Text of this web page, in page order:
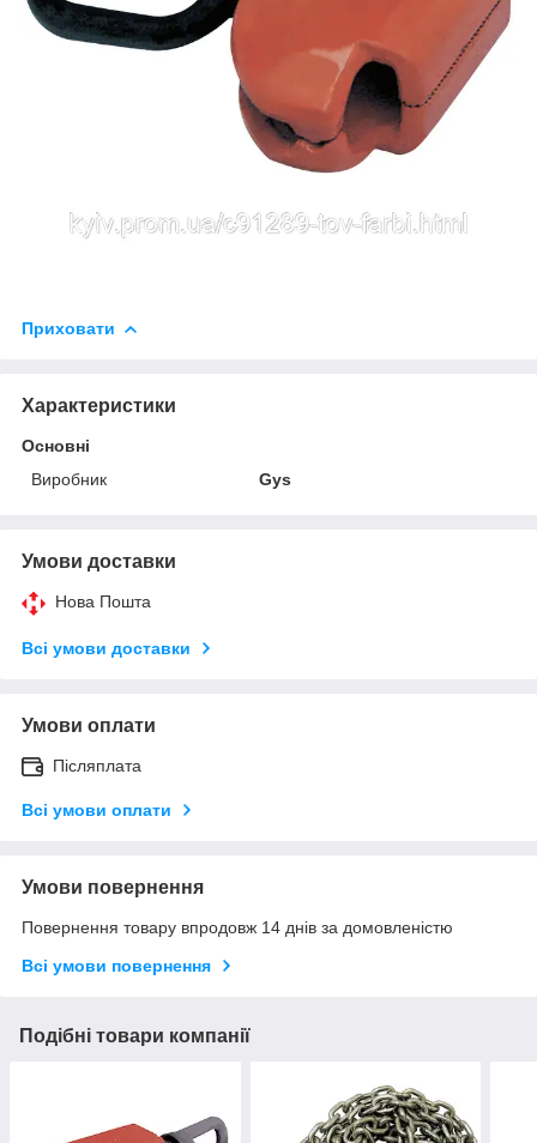
Приховати
Характеристики
Основні
Виробник
Gys
Умови доставки
Нова Пошта
Всі умови доставки
Умови оплати
Післяплата
Всі умови оплати
Умови повернення
Повернення товару впродовж 14 днів за домовленістю
Всі умови повернення
Подібні товари компанії